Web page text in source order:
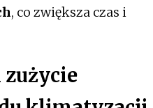
, co zwiększa czas i
zużycie